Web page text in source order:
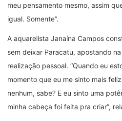
meu pensamento mesmo, assim
igual. Somente”.
A aquarelista Janaína Campos
sem deixar Paracatu, apostando
realização pessoal. “Quando eu
momento que eu me sinto mais
nenhum, sabe? E eu sinto uma
minha cabeça foi feita pra criar”,